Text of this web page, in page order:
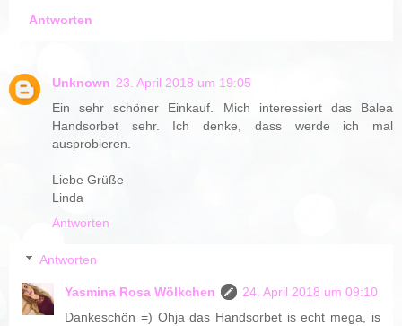
Antworten
Unknown 23. April 2018 um 19:05
Ein sehr schöner Einkauf. Mich interessiert das Balea
Handsorbet sehr. Ich denke, dass werde ich mal
ausprobieren.
Liebe Grüße
Linda
Antworten
Antworten
Yasmina Rosa Wölkchen
24. April 2018 um 09:10
Dankeschön =) Ohja das Handsorbet is echt mega, is